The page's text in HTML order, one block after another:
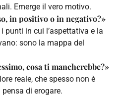
Emerge il vero motivo.
in positivo o in negativo?»
punti in cui l’aspettativa e la
sono la mappa del
cosa ti mancherebbe?»
reale, che spesso non è
pensa di erogare.